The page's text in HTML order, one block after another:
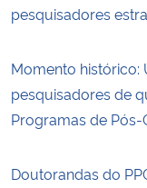
pesquisadores
Momento histórico:
pesquisadores de
Programas de
Doutorandas do